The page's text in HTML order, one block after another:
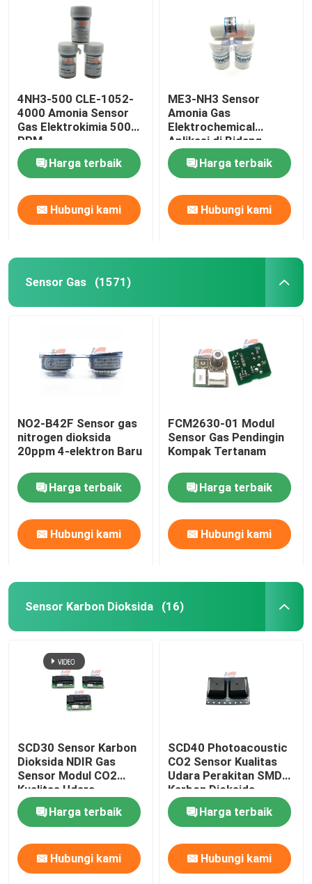
Modul Sensor Gas
4NH3-500 CLE-1052-
4000 Amonia Sensor
Gas Elektrokimia 500
PPM
Harga terbaik
Hubungi kami
ME3-NH3 Sensor
Amonia Gas
Elektrochemical
Aplikasi di Bidang
Perlindungan
LingkunganHarga terbaik
Hubungi kami
Sensor Gas (1571)
NO2-B42F Sensor gas
nitrogen dioksida
20ppm 4-elektron Baru
Harga terbaik
Hubungi kami
FCM2630-01 Modul
Sensor Gas Pendingin
Kompak Tertanam
Harga terbaik
Hubungi kami
Sensor Karbon Dioksida (16)
SCD30 Sensor Karbon
Dioksida NDIR Gas
Sensor Modul CO2
Kualitas Udara
Harga terbaik
Hubungi kami
SCD40 Photoacoustic
CO2 Sensor Kualitas
Udara Perakitan SMD
Karbon Dioksida
Harga terbaik
Hubungi kami